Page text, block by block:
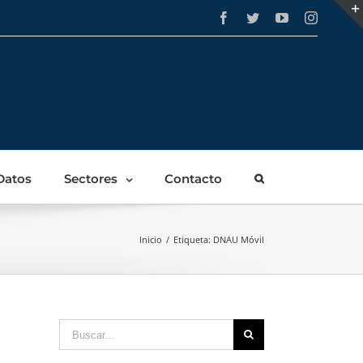
Facebook
TwitterYouTube
Sectores Contacto
Inicio / Etiqueta: DNAU Móvil